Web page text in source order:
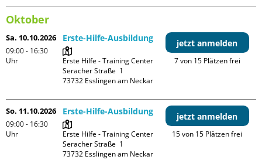
Oktober
Sa. 10.10.2026
09:00 - 16:30
Uhr
Erste-Hilfe-Ausbildung
Erste Hilfe - Training Center
Seracher Straße  1
jetzt anmelden
7 von 15 Plätzen frei
So. 11.10.2026
09:00 - 16:30
Uhr
Erste-Hilfe-Ausbildung
Erste Hilfe - Training Center
Seracher Straße  1
jetzt anmelden
15 von 15 Plätzen frei